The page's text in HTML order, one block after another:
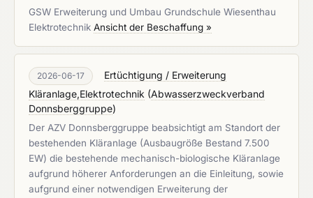
GSW Erweiterung und Umbau Grundschule Wiesenthau
Elektrotechnik Ansicht der Beschaffung »
2026-06-17
Ertüchtigung / Erweiterung
Kläranlage,Elektrotechnik (Abwasserzweckverband
Donnsberggruppe)
Der AZV Donnsberggruppe beabsichtigt am Standort der
bestehenden Kläranlage (Ausbaugröße Bestand 7.500
EW) die bestehende mechanisch-biologische Kläranlage
aufgrund höherer Anforderungen an die Einleitung, sowie
aufgrund einer notwendigen Erweiterung der